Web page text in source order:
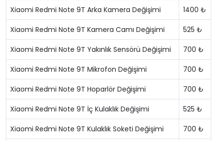
Xiaomi Redmi Note 9T Arka Kamera Değişimi 1400 ₺
Xiaomi Redmi Note 9T Kamera Camı Değişimi 525 ₺
Xiaomi Redmi Note 9T Yakınlık Sensörü Değişimi 700 ₺
Xiaomi Redmi Note 9T Mikrofon Değişimi 700 ₺
Xiaomi Redmi Note 9T Hoparlör Değişimi 700 ₺
Xiaomi Redmi Note 9T İç Kulaklık Değişimi 525 ₺
Xiaomi Redmi Note 9T Kulaklık Soketi Değişimi 700 ₺